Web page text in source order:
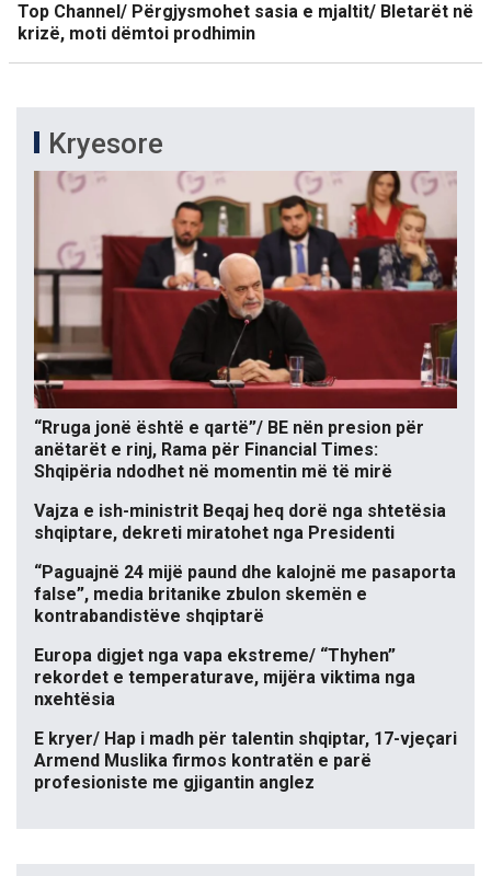
Top Channel/ Përgjysmohet sasia e mjaltit/ Bletarët në
krizë, moti dëmtoi prodhimin
Kryesore
“Rruga jonë është e qartë”/ BE nën presion për
anëtarët e rinj, Rama për Financial Times:
Shqipëria ndodhet në momentin më të mirë
Vajza e ish-ministrit Beqaj heq dorë nga shtetësia
shqiptare, dekreti miratohet nga Presidenti
“Paguajnë 24 mijë paund dhe kalojnë me pasaporta
false”, media britanike zbulon skemën e
kontrabandistëve shqiptarë
Europa digjet nga vapa ekstreme/ “Thyhen”
rekordet e temperaturave, mijëra viktima nga
nxehtësia
E kryer/ Hap i madh për talentin shqiptar, 17-vjeçari
Armend Muslika firmos kontratën e parë
profesioniste me gjigantin anglez